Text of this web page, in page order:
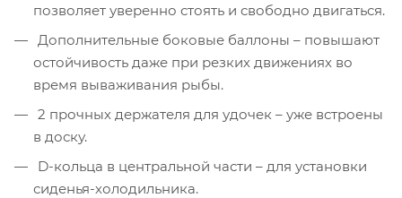
позволяет уверенно стоять и свободно двигаться.
Дополнительные боковые баллоны – повышают
остойчивость даже при резких движениях во
время вываживания рыбы.
2 прочных держателя для удочек – уже встроены
в доску.
D-кольца в центральной части – для установки
сиденья-холодильника.